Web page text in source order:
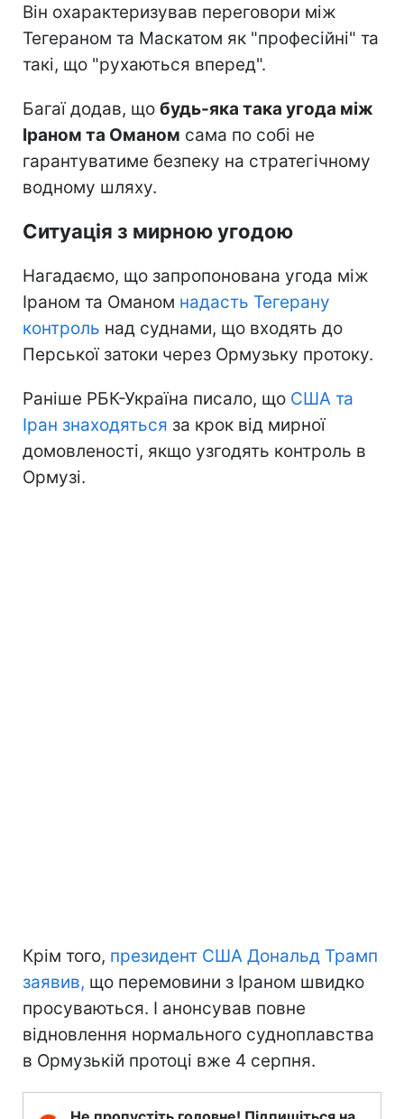
Він охарактеризував переговори між
Тегераном та Маскатом як "професійні" та
такі, що "рухаються вперед".
Багаї додав, що будь-яка така угода між
Іраном та Оманом сама по собі не
гарантуватиме безпеку на стратегічному
водному шляху.
Ситуація з мирною угодою
Нагадаємо, що запропонована угода між
Іраном та Оманом надасть Тегерану
контроль над суднами, що входять до
Перської затоки через Ормузьку протоку.
Раніше РБК-Україна писало, що США та
Іран знаходяться за крок від мирної
домовленості, якщо узгодять контроль в
Ормузі.
Крім того, президент США Дональд Трамп
заявив, що перемовини з Іраном швидко
просуваються. І анонсував повне
відновлення нормального судноплавства
в Ормузькій протоці вже 4 серпня.